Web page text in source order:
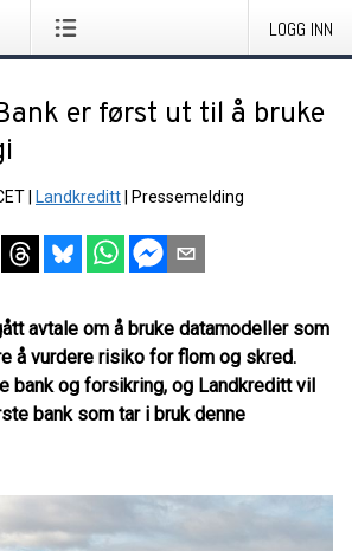
LOGG INN
er først ut til å bruke
Landkreditt Pressemelding
avtale om å bruke datamodeller som
å vurdere risiko for flom og skred.
bank og forsikring, og Landkreditt vil
bank som tar i bruk denne